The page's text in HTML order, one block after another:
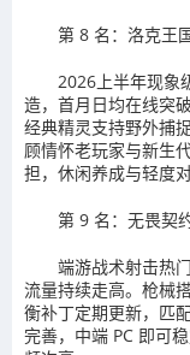
第 8 名：洛克王
2026上半年现象
造，首月日均在线突
经典精灵支持野外捕
顾情怀老玩家与新生
担，休闲养成与轻度对
第 9 名：无畏契
端游战术射击热
流量持续走高。枪械
衡补丁定期更新，匹
完善，中端 PC 即可